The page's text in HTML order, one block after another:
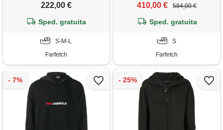
222,00 €
Sped. gratuita
S-M-L
Farfetch
410,00 € 584,00 €
Sped. gratuita
S
Farfetch